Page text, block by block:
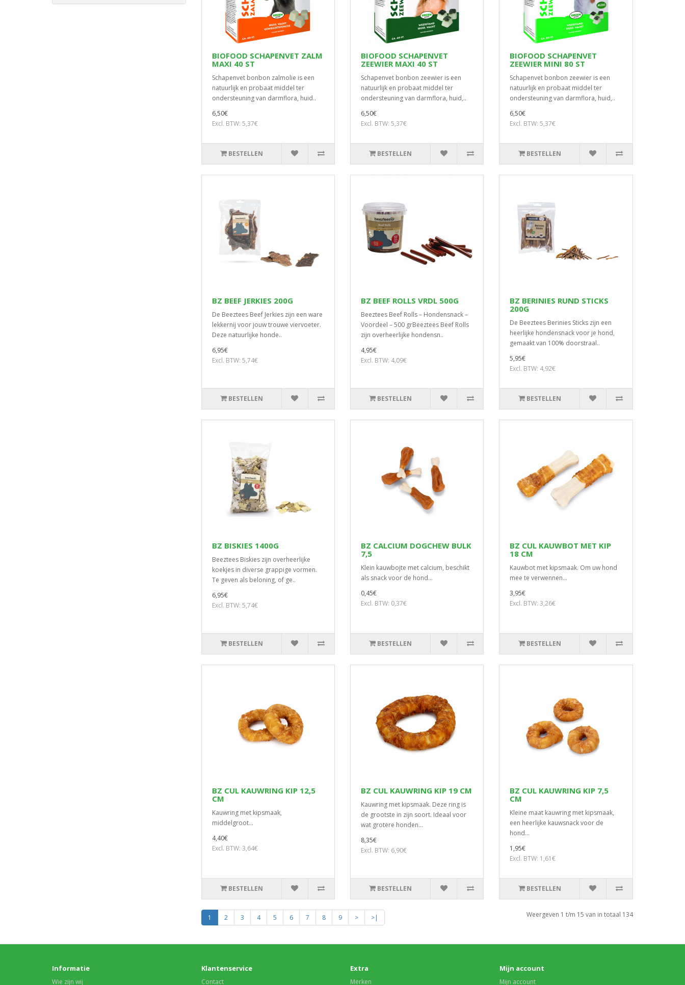
BIOFOOD SCHAPENVET ZALM
MAXI 40 ST
Schapenvet bonbon zalmolie is een
natuurlijk en probaat middel ter
ondersteuning van darmflora, huid..
6,50€
Excl. BTW: 5,37€
BESTELLEN
BIOFOOD SCHAPENVET
ZEEWIER MAXI 40 ST
Schapenvet bonbon zeewier is een
natuurlijk en probaat middel ter
ondersteuning van darmflora, huid,..
6,50€
Excl. BTW: 5,37€
BESTELLEN
BIOFOOD SCHAPENVET
ZEEWIER MINI 80 ST
Schapenvet bonbon zeewier is een
natuurlijk en probaat middel ter
ondersteuning van darmflora, huid,..
6,50€
Excl. BTW: 5,37€
BESTELLEN
BZ BEEF JERKIES 200G
De Beeztees Beef Jerkies zijn een ware
lekkernij voor jouw trouwe viervoeter.
Deze natuurlijke honde..
6,95€
Excl. BTW: 5,74€
BESTELLEN
BZ BEEF ROLLS VRDL 500G
Beeztees Beef Rolls – Hondensnack –
Voordeel – 500 grBeeztees Beef Rolls
zijn overheerlijke hondensn..
4,95€
Excl. BTW: 4,09€
BESTELLEN
BZ BERINIES RUND STICKS
200G
De Beeztees Berinies Sticks zijn een
heerlijke hondensnack voor je hond,
gemaakt van 100% doorstraal..
5,95€
Excl. BTW: 4,92€
BESTELLEN
BZ BISKIES 1400G
Beeztees Biskies zijn overheerlijke
koekjes in diverse grappige vormen.
Te geven als beloning, of ge..
6,95€
Excl. BTW: 5,74€
BESTELLEN
BZ CALCIUM DOGCHEW BULK
7,5
Klein kauwbojte met calcium, beschikt
als snack voor de hond...
0,45€
Excl. BTW: 0,37€
BESTELLEN
BZ CUL KAUWBOT MET KIP
18 CM
Kauwbot met kipsmaak. Om uw hond
mee te verwennen...
3,95€
Excl. BTW: 3,26€
BESTELLEN
BZ CUL KAUWRING KIP 12,5
CM
Kauwring met kipsmaak,
middelgroot...
4,40€
Excl. BTW: 3,64€
BESTELLEN
BZ CUL KAUWRING KIP 19 CM
Kauwring met kipsmaak. Deze ring is
de grootste in zijn soort. Ideaal voor
wat grotere honden...
8,35€
Excl. BTW: 6,90€
BESTELLEN
BZ CUL KAUWRING KIP 7,5
CM
Kleine maat kauwring met kipsmaak,
een heerlijke kauwsnack voor de
hond...
1,95€
Excl. BTW: 1,61€
BESTELLEN
1 2 3 4 5 6 7 8 9 > >| Weergeven 1 t/m 15 van in totaal 134
Informatie
Wie zijn wij
Klantenservice
Contact
Extra
Merken
Mijn account
Mijn account